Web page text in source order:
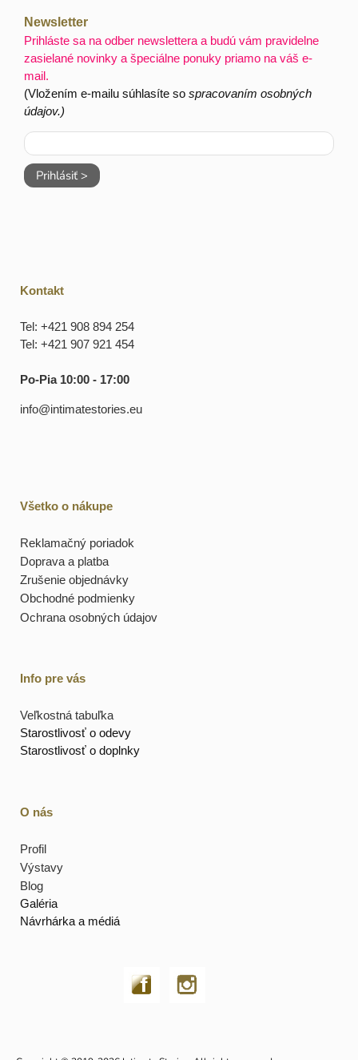
Newsletter
Prihláste sa na odber newslettera a budú vám pravidelne
zasielané novinky a špeciálne ponuky priamo na váš e-
mail.
(Vložením e-mailu súhlasíte sospracovaním osobných
údajov.)
Prihlásiť >
Kontakt
Tel: +421 908 894 254
Tel: +421 907 921 454
Po-Pia 10:00 - 17:00
info@intimatestories.eu
Všetko o nákupe
Reklamačný poriadok
Doprava a platba
Zrušenie objednávky
Obchodné podmienky
Ochrana osobných údajov
Info pre vás
Veľkostná tabuľka
Starostlivosť o odevy
Starostlivosť o doplnky
O nás
Profil
Výstavy
Blog
Galéria
Návrhárka a médiá